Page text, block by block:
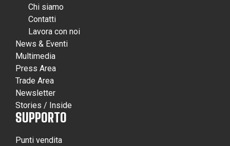
Chi siamo
Contatti
Lavora con noi
News & Eventi
Multimedia
Press Area
Trade Area
Newsletter
Stories / Inside
SUPPORTO
Punti vendita